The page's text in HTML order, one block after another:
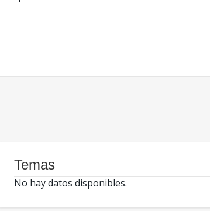
Temas
No hay datos disponibles.